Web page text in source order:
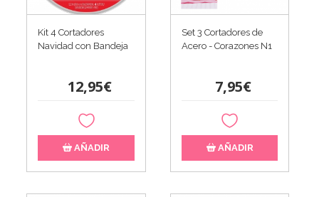
Kit 4 Cortadores
Navidad con Bandeja
12,95€
AÑADIR
Set 3 Cortadores de
Acero - Corazones N1
7,95€
AÑADIR